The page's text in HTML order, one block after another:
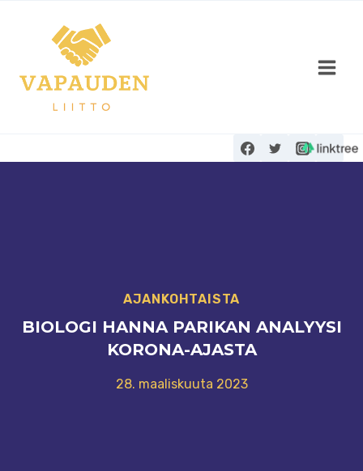
sisältöön
AJANKOHTAISTA
BIOLOGI HANNA PARIKAN ANALYYSI
KORONA-AJASTA
28. maaliskuuta 2023